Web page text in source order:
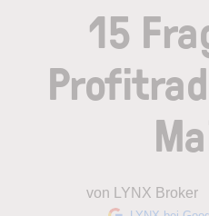
15
von LYNX Broker